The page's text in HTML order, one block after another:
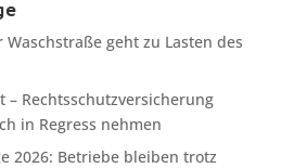
Waschstraße geht zu Lasten des
– Rechtsschutzversicherung
in Regress nehmen
2026: Betriebe bleiben trotz